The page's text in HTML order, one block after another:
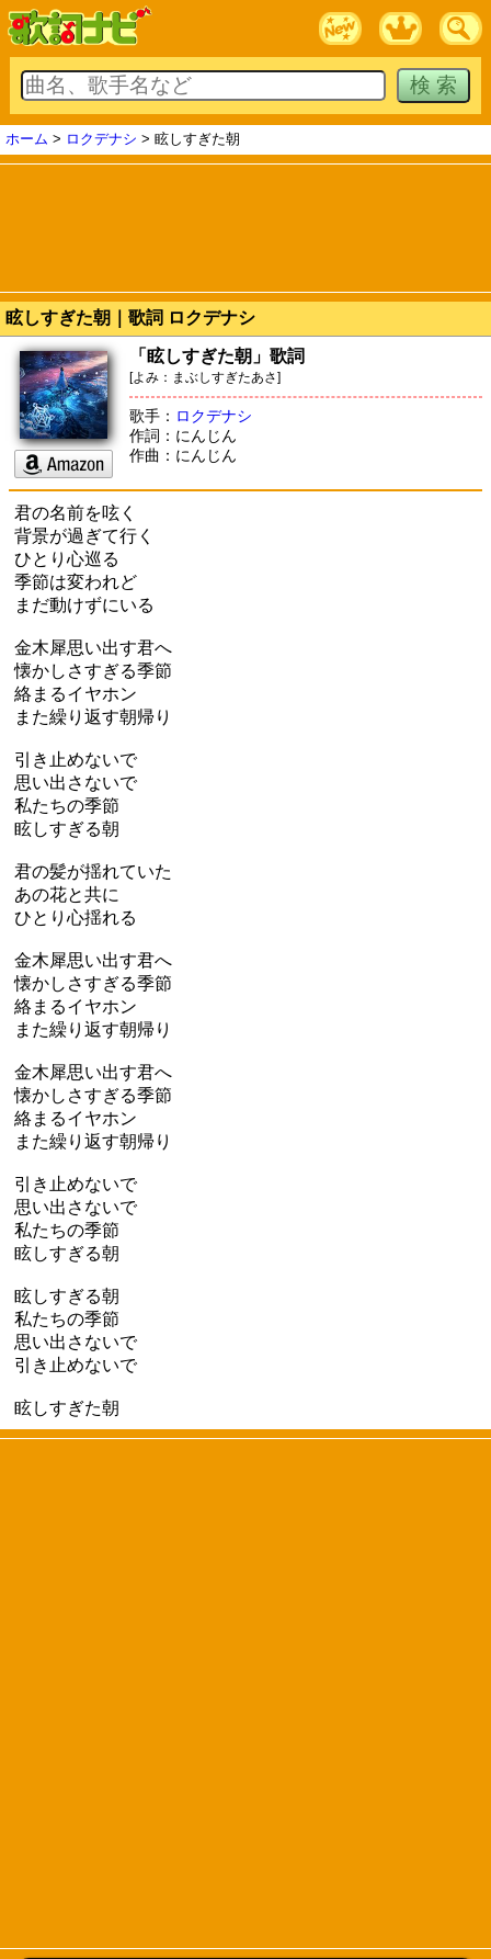
ホーム > ロクデナシ > 眩しすぎた朝
眩しすぎた朝｜歌詞 ロクデナシ
「眩しすぎた朝」歌詞
[よみ：まぶしすぎたあさ]
歌手： ロクデナシ
作詞：にんじん
作曲：にんじん
君の名前を呟く
背景が過ぎて行く
ひとり心巡る
季節は変われど
まだ動けずにいる
金木犀思い出す君へ
懐かしさすぎる季節
絡まるイヤホン
また繰り返す朝帰り
引き止めないで
思い出さないで
私たちの季節
眩しすぎる朝
君の髪が揺れていた
あの花と共に
ひとり心揺れる
金木犀思い出す君へ
懐かしさすぎる季節
絡まるイヤホン
また繰り返す朝帰り
金木犀思い出す君へ
懐かしさすぎる季節
絡まるイヤホン
また繰り返す朝帰り
引き止めないで
思い出さないで
私たちの季節
眩しすぎる朝
眩しすぎる朝
私たちの季節
思い出さないで
引き止めないで
眩しすぎた朝